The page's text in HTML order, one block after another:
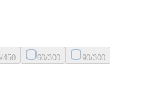
450 60/300 90/300